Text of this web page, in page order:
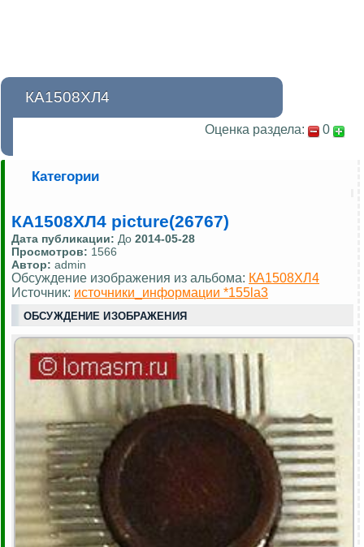
КА1508ХЛ4
Оценка раздела: 0
Категории
КА1508ХЛ4 picture(26767)
Дата публикации: До 2014-05-28
Просмотров: 1566
Автор: admin
Обсуждение изображения из альбома: КА1508ХЛ4
Источник: источники_информации *155la3
ОБСУЖДЕНИЕ ИЗОБРАЖЕНИЯ